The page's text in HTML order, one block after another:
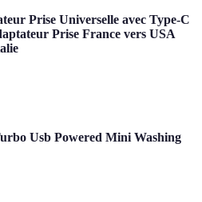
Prise Universelle avec Type-C
Prise France vers USA
Usb Powered Mini Washing